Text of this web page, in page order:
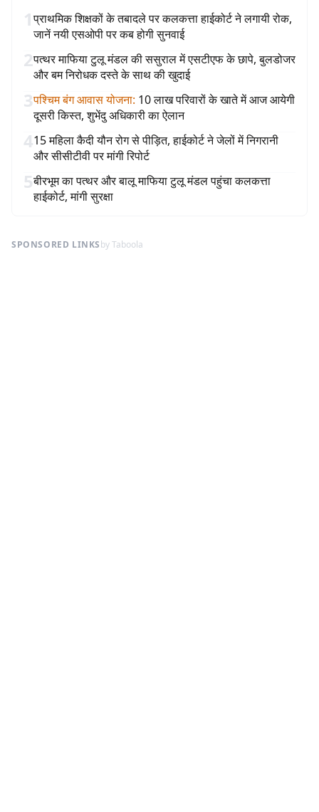
1प्राथमिक शिक्षकों के तबादले पर कलकत्ता हाईकोर्ट ने लगायी रोक,
जानें नयी एसओपी पर कब होगी सुनवाई
2पत्थर माफिया टुलू मंडल की ससुराल में एसटीएफ के छापे, बुलडोजर
और बम निरोधक दस्ते के साथ की खुदाई
3पश्चिम बंग आवास योजना: 10 लाख परिवारों के खाते में आज आयेगी
दूसरी किस्त, शुभेंदु अधिकारी का ऐलान
415 महिला कैदी यौन रोग से पीड़ित, हाईकोर्ट ने जेलों में निगरानी
और सीसीटीवी पर मांगी रिपोर्ट
5बीरभूम का पत्थर और बालू माफिया टुलू मंडल पहुंचा कलकत्ता
हाईकोर्ट, मांगी सुरक्षा
SPONSORED LINKSby Taboola